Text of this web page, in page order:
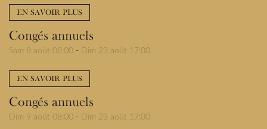
EN SAVOIR PLUS
Congés annuels
Sam 8 août 08:00 - Dim 23 août 17:00
EN SAVOIR PLUS
Congés annuels
Dim 9 août 08:00 - Dim 23 août 17:00